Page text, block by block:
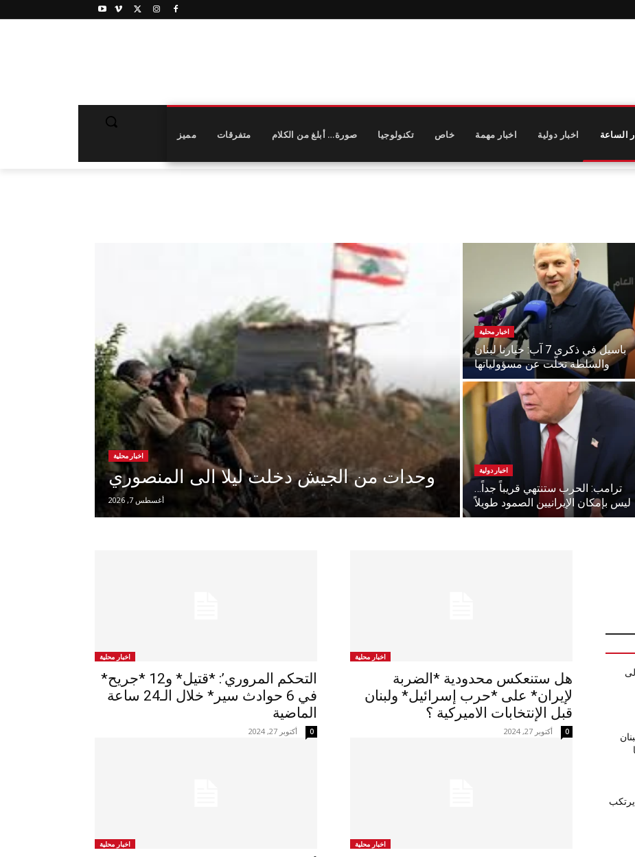
الساعة اخبار دولية اخبار مهمة خاص تكنولوجيا صورة… أبلغ من الكلام متفرقات مميز
اخبار محلية
وحدات من الجيش دخلت ليلا الى المنصوري
أغسطس 7, 2026
اخبار محلية
باسيل في ذكرى 7 آب: خيارنا لبنان
والسلطة تخلّت عن مسؤولياتها
اخبار دولية
ترامب: الحرب ستنتهي قريباً جداً…
ليس بإمكان الإيرانيين الصمود طويلاً
اخبار محلية
هل ستنعكس محدودية *الضربة
لإيران* على *حرب إسرائيل* ولبنان
قبل الإنتخابات الاميركية ؟
أكتوبر 27, 2024 0
اخبار محلية
التحكم المروري’: *قتيل* و12 *جريح*
في 6 حوادث سير* خلال الـ24 ساعة
الماضية
أكتوبر 27, 2024 0
اخبار محلية اخبار محلية
لبنان
يرتكب